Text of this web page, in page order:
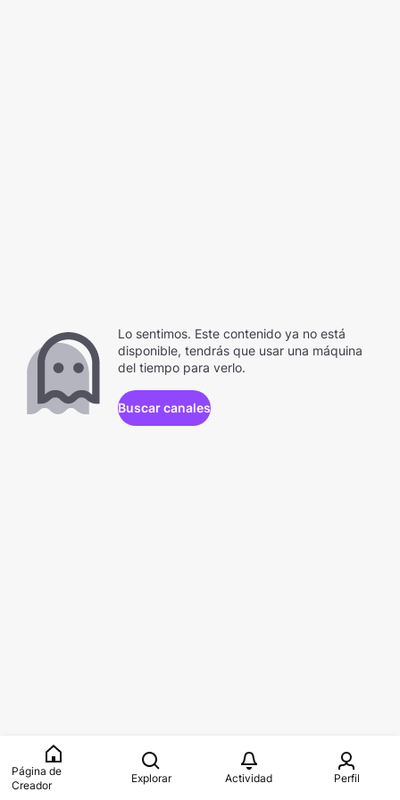
Página de
Creador
Explorar Actividad Perfil
Lo sentimos. Este contenido ya no está
disponible, tendrás que usar una máquina
del tiempo para verlo.
Buscar canales